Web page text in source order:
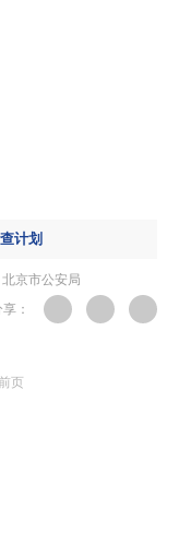
计划
京市公安局
：
页